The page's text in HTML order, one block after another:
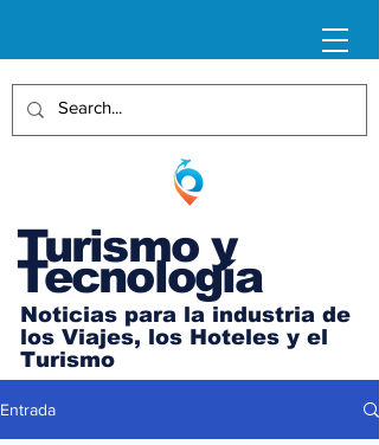
Turismo y
Tecnología
Noticias para la industria de
los Viajes, los Hoteles y el
Turismo
Entrada